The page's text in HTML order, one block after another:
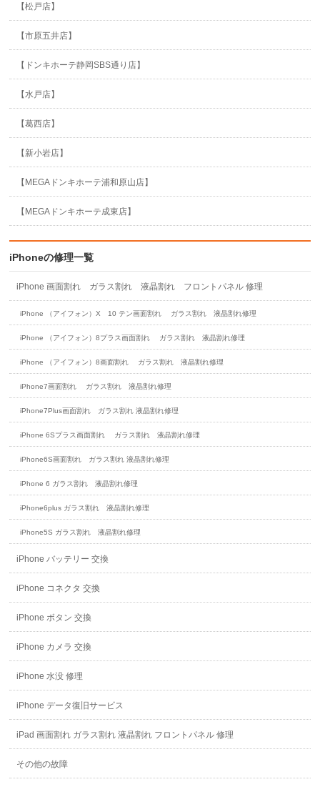
【松戸店】
【市原五井店】
【ドンキホーテ静岡SBS通り店】
【水戸店】
【葛西店】
【新小岩店】
【MEGAドンキホーテ浦和原山店】
【MEGAドンキホーテ成東店】
iPhoneの修理一覧
iPhone 画面割れ ガラス割れ 液晶割れ フロントパネル 修理
iPhone （アイフォン）X 10 テン画面割れ ガラス割れ 液晶割れ修理
iPhone （アイフォン）8プラス画面割れ ガラス割れ 液晶割れ修理
iPhone （アイフォン）8画面割れ ガラス割れ 液晶割れ修理
iPhone7画面割れ ガラス割れ 液晶割れ修理
iPhone7Plus画面割れ ガラス割れ 液晶割れ修理
iPhone 6Sプラス画面割れ ガラス割れ 液晶割れ修理
iPhone6S画面割れ ガラス割れ 液晶割れ修理
iPhone 6 ガラス割れ 液晶割れ修理
iPhone6plus ガラス割れ 液晶割れ修理
iPhone5S ガラス割れ 液晶割れ修理
iPhone バッテリー 交換
iPhone コネクタ 交換
iPhone ボタン 交換
iPhone カメラ 交換
iPhone 水没 修理
iPhone データ復旧サービス
iPad 画面割れ ガラス割れ 液晶割れ フロントパネル 修理
その他の故障